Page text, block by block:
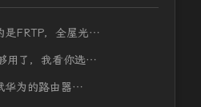
是FRTP，全屋光…
用了，我看你选…
华为的路由器…